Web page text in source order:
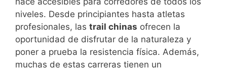
niveles. Desde principiantes hasta atletas
⁢profesionales, las trail chinas ofrecen la
oportunidad de disfrutar de la ​naturaleza y
poner a prueba la resistencia física. Además,
muchas de estas carreras⁤ tienen​ un